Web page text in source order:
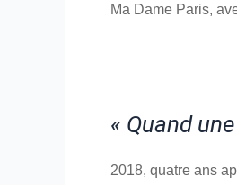
Ma Dame Paris,
« Quand
2018, quatre ans